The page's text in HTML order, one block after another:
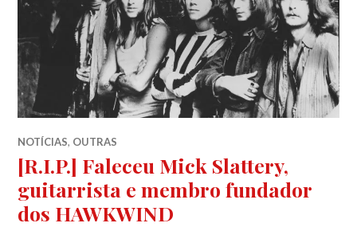
NOTÍCIAS, OUTRAS
[R.I.P.] Faleceu Mick Slattery,
guitarrista e membro fundador
dos HAWKWIND